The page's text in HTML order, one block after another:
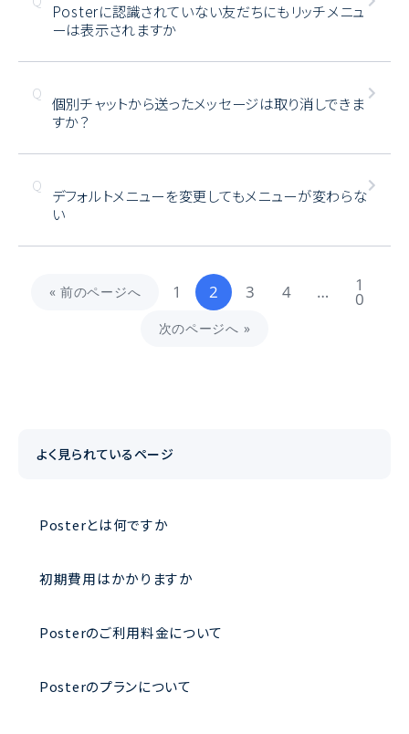
よく見られているページ
Posterとは何ですか
初期費用はかかりますか
Posterのご利用料金について
Posterのプランについて
Posterに認識されていない友だちにもリッチメニュ
ーは表示されますか
個別チャットから送ったメッセージは取り消しできま
すか？
デフォルトメニューを変更してもメニューが変わらな
い
« 前のページへ 1 2 3 4 … 1
0
次のページへ »